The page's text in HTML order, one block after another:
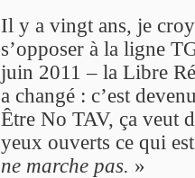
Il y a vingt ans, je
s’opposer à la ligne
juin 2011 – la Libre
a changé : c’est
Être No TAV, ça veut
yeux ouverts ce qui
ne marche pas. »